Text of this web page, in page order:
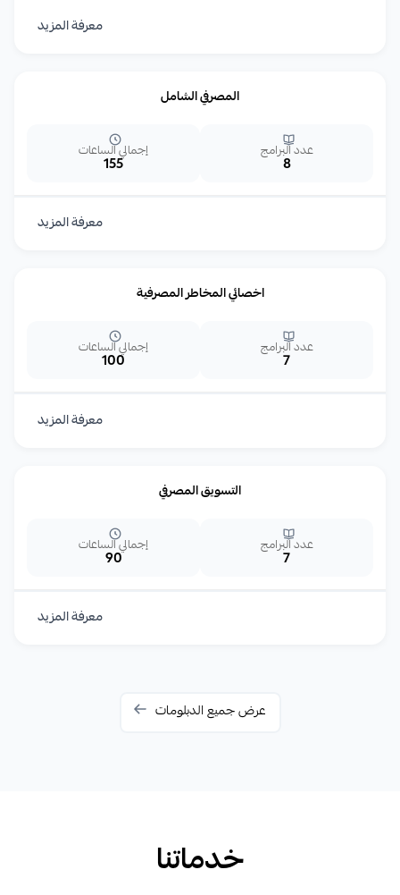
معرفة المزيد
المصرفي الشامل
عدد البرامج
155
إجمالي الساعات
معرفة المزيد
اخصائي المخاطر المصرفية
عدد البرامج
100
إجمالي الساعات
معرفة المزيد
التسويق المصرفي
عدد البرامج
90
إجمالي الساعات
معرفة المزيد
عرض جميع الدبلومات
خدماتنا